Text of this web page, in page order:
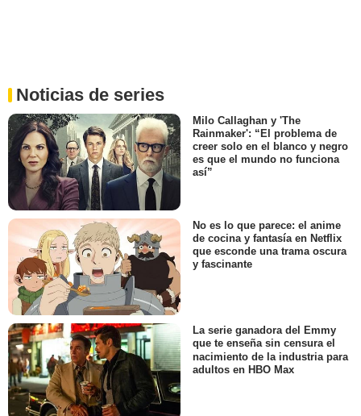
Noticias de series
Milo Callaghan y 'The
Rainmaker': “El problema de
creer solo en el blanco y negro
es que el mundo no funciona
así”
No es lo que parece: el anime
de cocina y fantasía en Netflix
que esconde una trama oscura
y fascinante
La serie ganadora del Emmy
que te enseña sin censura el
nacimiento de la industria para
adultos en HBO Max